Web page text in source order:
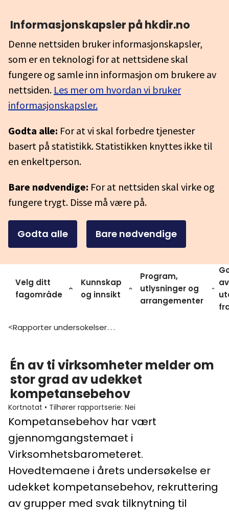
Informasjonskapsler på hkdir.no
Denne nettsiden bruker informasjonskapsler,
som er en teknologi for at nettsidene skal
fungere og samle inn informasjon om brukere av
nettsiden. Les mer om hvordan vi bruker
informasjonskapsler.
Godta alle: For at vi skal forbedre tjenester
basert på statistikk. Statistikken knyttes ikke til
en enkeltperson.
Bare nødvendige: For at nettsiden skal virke og
fungere trygt. Disse må være på.
Godta alle Bare nødvendige
Velg ditt
fagområde
Kunnskap
og innsikt
Program,
utlysninger og
arrangementer
av
> Rapporter undersokelser og statistikk
Én av ti virksomheter melder om
stor grad av udekket
kompetansebehov
Kortnotat • Tilhører rapportserie: Nei
Kompetansebehov har vært
gjennomgangstemaet i
Virksomhetsbarometeret.
Hovedtemaene i årets undersøkelse er
udekket kompetansebehov, rekruttering
av grupper med svak tilknytning til